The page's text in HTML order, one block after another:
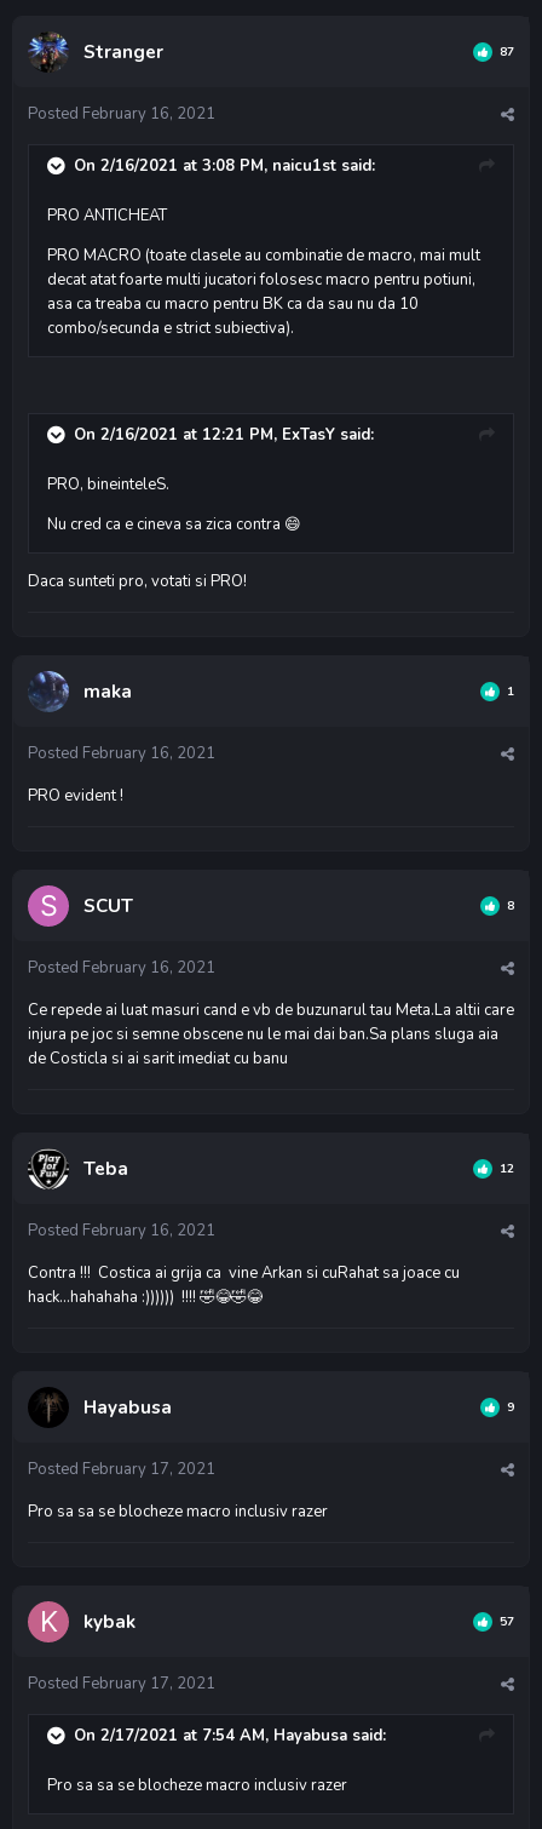
Stranger 87
Posted February 16, 2021
On 2/16/2021 at 3:08 PM, naicu1st said:
PRO ANTICHEAT
PRO MACRO (toate clasele au combinatie de macro, mai mult
decat atat foarte multi jucatori folosesc macro pentru potiuni,
asa ca treaba cu macro pentru BK ca da sau nu da 10
combo/secunda e strict subiectiva).
On 2/16/2021 at 12:21 PM, ExTasY said:
PRO, bineinteleS.
Nu cred ca e cineva sa zica contra 😄
Daca sunteti pro, votati si PRO!
maka 1
Posted February 16, 2021
PRO evident !
SCUT 8
Posted February 16, 2021
Ce repede ai luat masuri cand e vb de buzunarul tau Meta.La altii care
injura pe joc si semne obscene nu le mai dai ban.Sa plans sluga aia
de Costicla si ai sarit imediat cu banu
Teba 12
Posted February 16, 2021
Contra !!! Costica ai grija ca vine Arkan si cuRahat sa joace cu
hack...hahahaha :)))))) !!!! 🤣😂🤣😂
Hayabusa 9
Posted February 17, 2021
Pro sa sa se blocheze macro inclusiv razer
kybak 57
Posted February 17, 2021
On 2/17/2021 at 7:54 AM, Hayabusa said:
Pro sa sa se blocheze macro inclusiv razer